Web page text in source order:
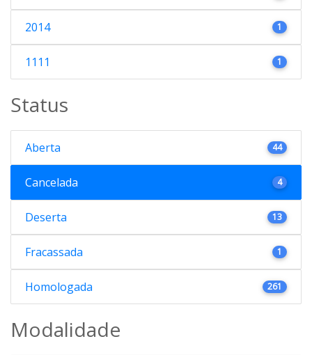
2014 1
1111 1
Status
Aberta 44
Cancelada 4
Deserta 13
Fracassada 1
Homologada 261
Modalidade